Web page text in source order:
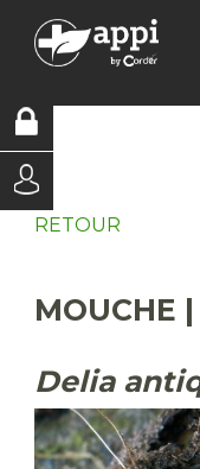
RETOUR
MOUCHE
Delia